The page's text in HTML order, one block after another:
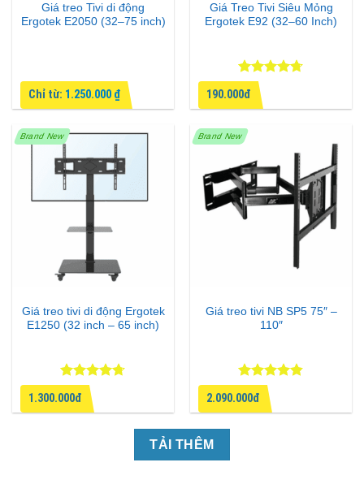
Giá treo Tivi di động
Ergotek E2050 (32–75 inch)
Chỉ từ: 1.250.000 ₫
Giá Treo Tivi Siêu Mỏng
Ergotek E92 (32–60 Inch)
Được xếp
hạng
5 sao
190.000đ
Brand New
Giá treo tivi di động Ergotek
E1250 (32 inch – 65 inch)
Được xếp
hạng4.67
5 sao
1.300.000đ
Brand New
Giá treo tivi NB SP5 75″ –
110″
Được xếp
hạng4.8
sao
2.090.000đ
TẢI THÊM